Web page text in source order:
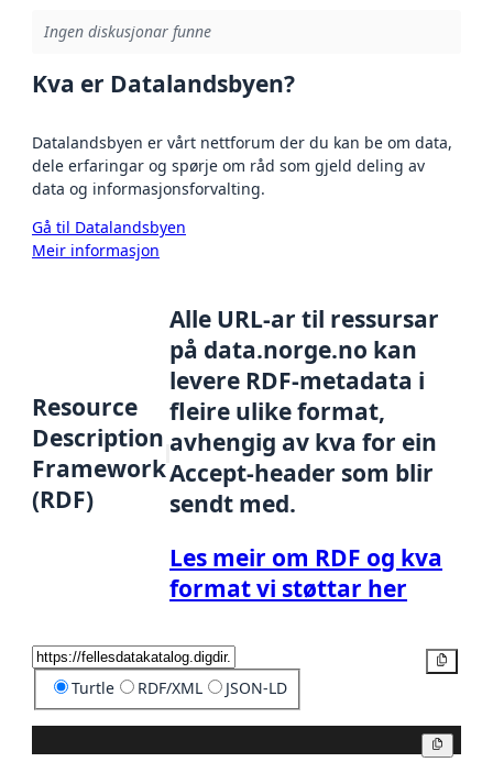
Ingen diskusjonar funne
Kva er Datalandsbyen?
Datalandsbyen er vårt nettforum der du kan be om data,
dele erfaringar og spørje om råd som gjeld deling av
data og informasjonsforvalting.
Gå til Datalandsbyen
Meir informasjon
Resource
Description
Framework
(RDF)
Alle URL-ar til ressursar
på data.norge.no kan
levere RDF-metadata i
fleire ulike format,
avhengig av kva for ein
Accept-header som blir
sendt med.
Les meir om RDF og kva
format vi støttar her
Turtle RDF/XML JSON-LD